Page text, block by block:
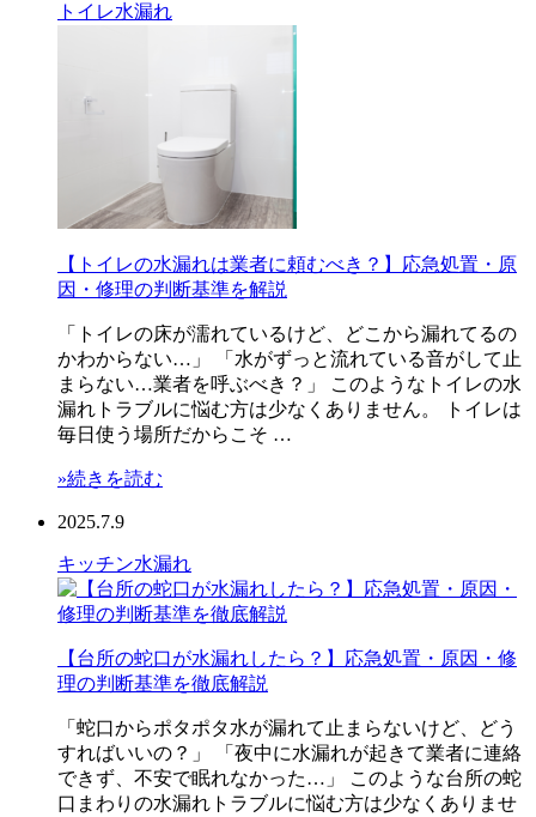
トイレ水漏れ
【トイレの水漏れは業者に頼むべき？】応急処置・原
因・修理の判断基準を解説
「トイレの床が濡れているけど、どこから漏れてるの
かわからない…」 「水がずっと流れている音がして止
まらない…業者を呼ぶべき？」 このようなトイレの水
漏れトラブルに悩む方は少なくありません。 トイレは
毎日使う場所だからこそ …
»続きを読む
2025.7.9
キッチン水漏れ
【台所の蛇口が水漏れしたら？】応急処置・原因・修
理の判断基準を徹底解説
「蛇口からポタポタ水が漏れて止まらないけど、どう
すればいいの？」 「夜中に水漏れが起きて業者に連絡
できず、不安で眠れなかった…」 このような台所の蛇
口まわりの水漏れトラブルに悩む方は少なくありませ